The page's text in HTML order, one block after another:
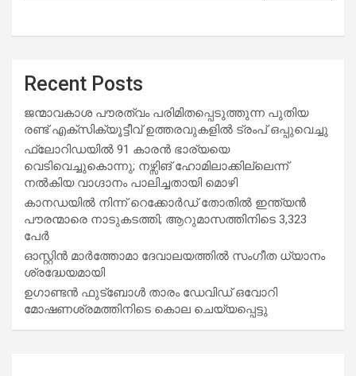
Recent Posts
ജന്മാവകാശ പൗരത്വം പരിമിതപ്പെടുത്തുന്ന പുതിയ
രണ്ട് എക്സിക്യൂട്ടീവ് ഉത്തരവുകളിൽ ട്രംപ് ഒപ്പുവെച്ചു
ഫ്ലോറിഡയിൽ 91 കാരൻ ഭാര്യയെ
വെടിവെച്ചുകൊന്നു; നഴ്സിങ് ഹോമിലാക്കില്ലെന്ന്
നൽകിയ വാഗ്ദാനം പാലിച്ചതായി മൊഴി
കാനഡയിൽ നിന്ന് റെക്കോർഡ് തോതിൽ ഇന്ത്യൻ
പൗരന്മാരെ നാടുകടത്തി; ആറുമാസത്തിനിടെ 3,323
പേർ
ഓസ്റ്റിൻ മാർത്തോമാ ദേവാലയത്തിൽ സംഗീത ധ്യാനം
ശ്രദ്ധേയമായി
ഉഗാണ്ടൻ ഫുട്ബോൾ താരം ഡേവിഡ് ഒവോറി
മോഷണശ്രമത്തിനിടെ കൊല ചെയ്യപ്പെട്ടു